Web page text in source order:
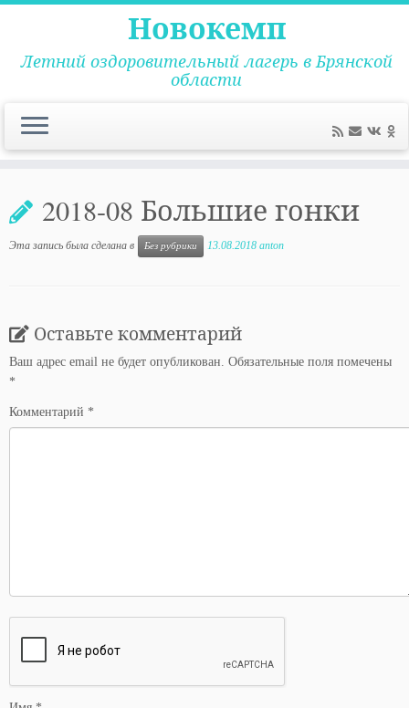
содержимому
Новокемп
Летний оздоровительный лагерь в Брянской
области
2018-08 Большие гонки
Эта запись была сделана в Без рубрики 13.08.2018 anton
Оставьте комментарий
Ваш адрес email не будет опубликован. Обязательные поля помечены
*
Комментарий *